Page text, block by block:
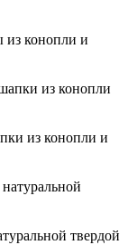
из конопли и
из конопли и
твердой